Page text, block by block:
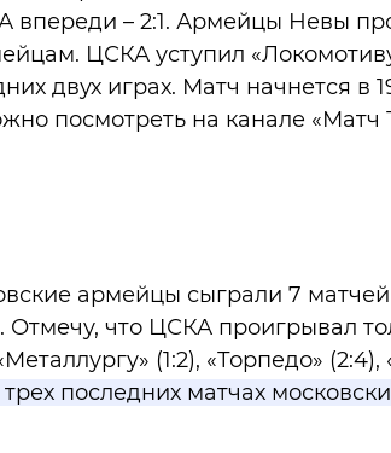
впереди – 2:1. Армейцы Невы
ЦСКА уступил
двух играх. Матч начнется в
посмотреть на канале «Матч
армейцы сыграли 7
Отмечу, что ЦСКА проигрывал
(1:2), «Торпедо»
трех последних матчах